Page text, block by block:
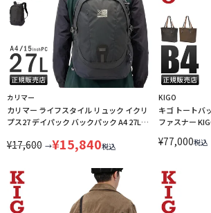
カリマー
カリマー ライフスタイル リュック イクリ
プス27 デイパック バックパック A4 27L
¥17,600 →¥15,840税込
KIGO
キゴ トートバ
ファスナー
¥77,000税込